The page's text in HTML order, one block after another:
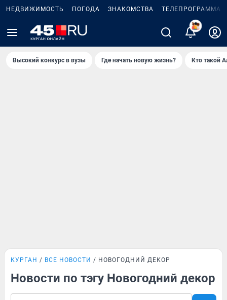
НЕДВИЖИМОСТЬ ПОГОДА ЗНАКОМСТВА ТЕЛЕПРОГРАММА
Высокий конкурс в вузы Где начать новую жизнь? Кто такой
КУРГАН ВСЕ НОВОСТИ НОВОГОДНИЙ ДЕКОР
Новости по тэгу Новогодний декор